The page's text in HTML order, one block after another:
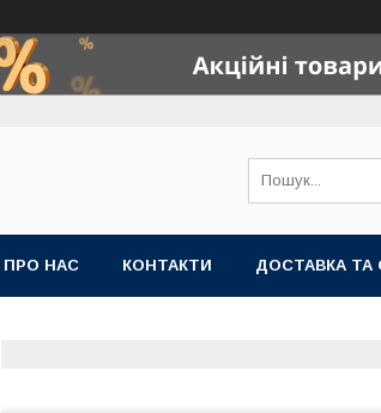
ПРО НАС КОНТАКТИ ДОСТАВКА ТА